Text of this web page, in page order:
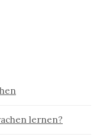
lernen?